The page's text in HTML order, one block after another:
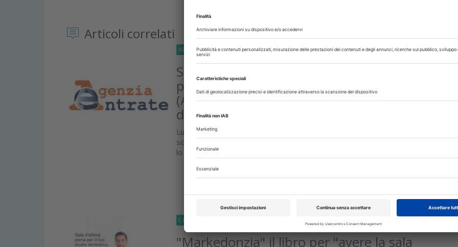
Articoli correlati
APPROFONDIMENTI 06 Aprile 2017
Spesometro a pochi giorni dall'invio nasce il
problema privacy ed opposizione invio. Prada
(ANDI): ennesima incongruenza di un sistema
da cambiare
Lunedì 10 Aprile, oppure il 20 dello stesso mese a seconda che si tratti
soggetti IVA mensili o trimestrali, scadrà il termine entro cui inviare,
lo Spesometro, i dati...
Approfondisci
CRONACA
"Markedonzia" il libro per "avere la sala